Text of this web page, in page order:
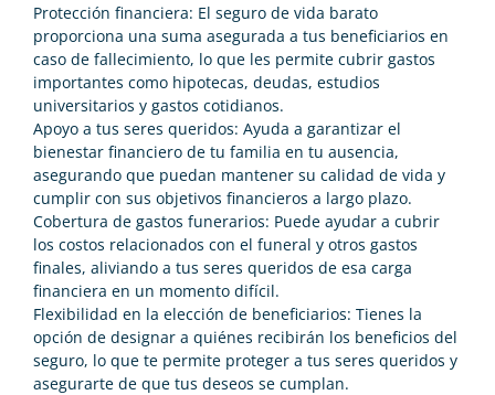
Protección financiera: El seguro de vida barato
proporciona una suma asegurada a tus beneficiarios en
caso de fallecimiento, lo que les permite cubrir gastos
importantes como hipotecas, deudas, estudios
universitarios y gastos cotidianos.
Apoyo a tus seres queridos: Ayuda a garantizar el
bienestar financiero de tu familia en tu ausencia,
asegurando que puedan mantener su calidad de vida y
cumplir con sus objetivos financieros a largo plazo.
Cobertura de gastos funerarios: Puede ayudar a cubrir
los costos relacionados con el funeral y otros gastos
finales, aliviando a tus seres queridos de esa carga
financiera en un momento difícil.
Flexibilidad en la elección de beneficiarios: Tienes la
opción de designar a quiénes recibirán los beneficios del
seguro, lo que te permite proteger a tus seres queridos y
asegurarte de que tus deseos se cumplan.